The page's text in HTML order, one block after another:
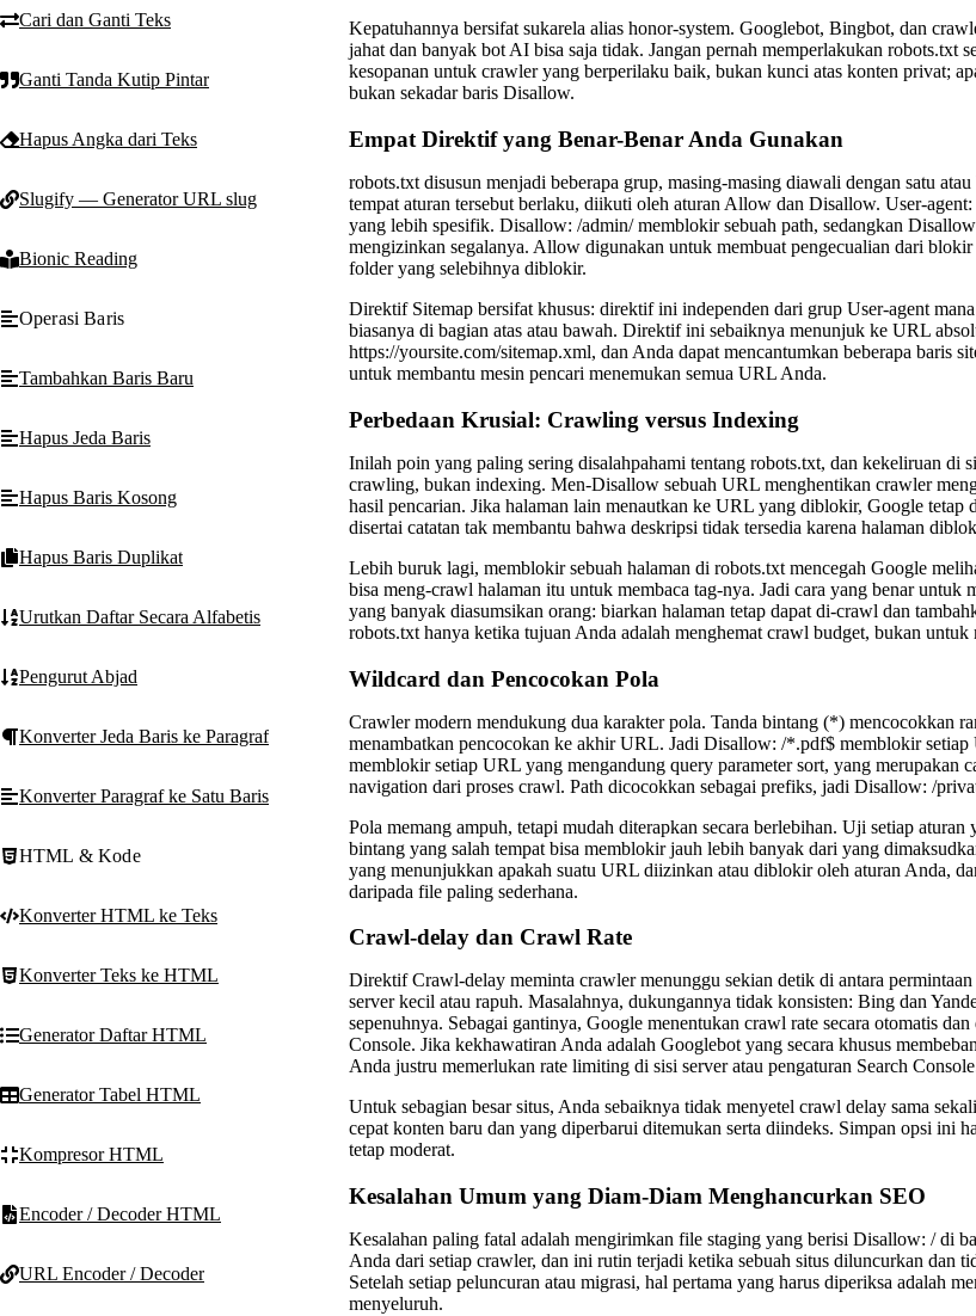
Cari dan Ganti Teks
Ganti Tanda Kutip Pintar
Hapus Angka dari Teks
Slugify — Generator URL slug
Bionic Reading
Operasi Baris
Tambahkan Baris Baru
Hapus Jeda Baris
Hapus Baris Kosong
Hapus Baris Duplikat
Urutkan Daftar Secara Alfabetis
Pengurut Abjad
Konverter Jeda Baris ke Paragraf
Konverter Paragraf ke Satu Baris
HTML & Kode
Konverter HTML ke Teks
Konverter Teks ke HTML
Generator Daftar HTML
Generator Tabel HTML
Kompresor HTML
Encoder / Decoder HTML
URL Encoder / Decoder
Kepatuhannya bersifat sukarela alias honor-system. Googlebot, Bingbot, dan
jahat dan banyak bot AI bisa saja tidak. Jangan pernah memperlakukan robots.txt
kesopanan untuk crawler yang berperilaku baik, bukan kunci atas konten privat;
bukan sekadar baris Disallow.
Empat Direktif yang Benar-Benar Anda Gunakan
robots.txt disusun menjadi beberapa grup, masing-masing diawali dengan satu
tempat aturan tersebut berlaku, diikuti oleh aturan Allow dan Disallow. User-
yang lebih spesifik. Disallow: /admin/ memblokir sebuah path, sedangkan
mengizinkan segalanya. Allow digunakan untuk membuat pengecualian dari
folder yang selebihnya diblokir.
Direktif Sitemap bersifat khusus: direktif ini independen dari grup User-agent
biasanya di bagian atas atau bawah. Direktif ini sebaiknya menunjuk ke URL
https://yoursite.com/sitemap.xml, dan Anda dapat mencantumkan beberapa baris
untuk membantu mesin pencari menemukan semua URL Anda.
Perbedaan Krusial: Crawling versus Indexing
Inilah poin yang paling sering disalahpahami tentang robots.txt, dan kekeliruan di
crawling, bukan indexing. Men-Disallow sebuah URL menghentikan crawler
hasil pencarian. Jika halaman lain menautkan ke URL yang diblokir, Google tetap
disertai catatan tak membantu bahwa deskripsi tidak tersedia karena halaman
Lebih buruk lagi, memblokir sebuah halaman di robots.txt mencegah Google
bisa meng-crawl halaman itu untuk membaca tag-nya. Jadi cara yang benar untuk
yang banyak diasumsikan orang: biarkan halaman tetap dapat di-crawl dan
robots.txt hanya ketika tujuan Anda adalah menghemat crawl budget, bukan
Wildcard dan Pencocokan Pola
Crawler modern mendukung dua karakter pola. Tanda bintang (*) mencocokkan
menambatkan pencocokan ke akhir URL. Jadi Disallow: /*.pdf$ memblokir
memblokir setiap URL yang mengandung query parameter sort, yang merupakan
navigation dari proses crawl. Path dicocokkan sebagai prefiks, jadi Disallow: /
Pola memang ampuh, tetapi mudah diterapkan secara berlebihan. Uji setiap
bintang yang salah tempat bisa memblokir jauh lebih banyak dari yang
yang menunjukkan apakah suatu URL diizinkan atau diblokir oleh aturan Anda,
daripada file paling sederhana.
Crawl-delay dan Crawl Rate
Direktif Crawl-delay meminta crawler menunggu sekian detik di antara
server kecil atau rapuh. Masalahnya, dukungannya tidak konsisten: Bing dan
sepenuhnya. Sebagai gantinya, Google menentukan crawl rate secara otomatis
Console. Jika kekhawatiran Anda adalah Googlebot yang secara khusus
Anda justru memerlukan rate limiting di sisi server atau pengaturan Search
Untuk sebagian besar situs, Anda sebaiknya tidak menyetel crawl delay sama
cepat konten baru dan yang diperbarui ditemukan serta diindeks. Simpan opsi ini
tetap moderat.
Kesalahan Umum yang Diam-Diam Menghancurkan SEO
Kesalahan paling fatal adalah mengirimkan file staging yang berisi Disallow: / di
Anda dari setiap crawler, dan ini rutin terjadi ketika sebuah situs diluncurkan dan
Setelah setiap peluncuran atau migrasi, hal pertama yang harus diperiksa adalah
menyeluruh.